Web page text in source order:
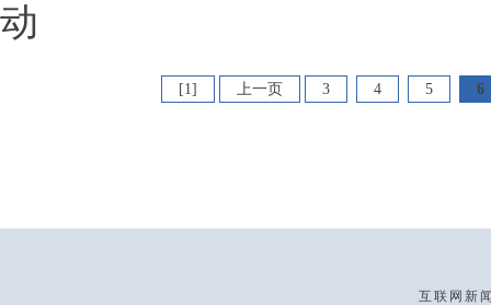
动
[1] 上一页 3 4 5 6
互联网新